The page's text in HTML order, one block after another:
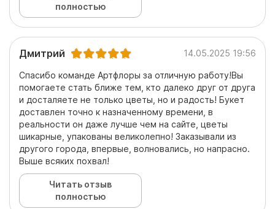
полностью
Дмитрий 14.05.2025 19:56
Спасибо команде Артфлоры за отличную работу!Вы
помогаете стать ближе тем, кто далеко друг от друга
и досталяете не только цветы, но и радость! Букет
доставлен точно к назначенному времени, в
реальности он даже лучше чем на сайте, цветы
шикарные, упакованы великолепно! Заказывали из
другого города, впервые, волновались, но напрасно.
Выше всяких похвал!
Читать отзыв
полностью